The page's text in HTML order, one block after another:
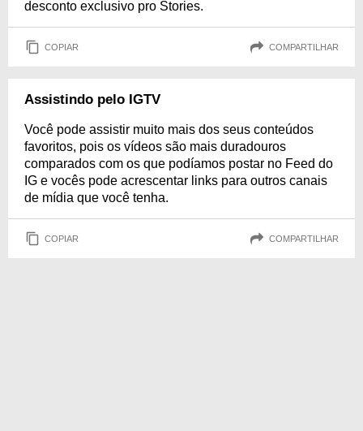
desconto exclusivo pro Stories.
COPIAR COMPARTILHAR
Assistindo pelo IGTV
Você pode assistir muito mais dos seus conteúdos
favoritos, pois os vídeos são mais duradouros
comparados com os que podíamos postar no Feed do
IG e vocês pode acrescentar links para outros canais
de mídia que você tenha.
COPIAR COMPARTILHAR